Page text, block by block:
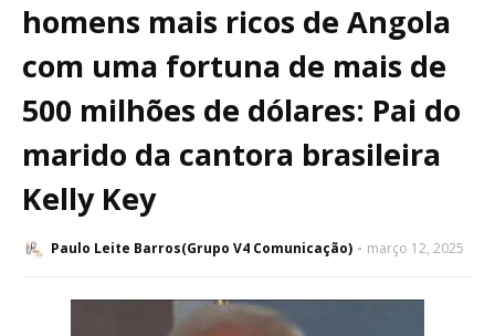
homens mais ricos de Angola
com uma fortuna de mais de
500 milhões de dólares: Pai do
marido da cantora brasileira
Kelly Key
Paulo Leite Barros(Grupo V4 Comunicação) março 12, 2025